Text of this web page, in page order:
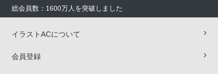
総会員数：1600万人を突破しました
イラストACについて
会員登録